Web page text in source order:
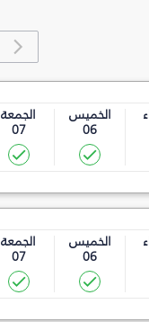
الخميس
06
الجمعة
07
الخميس
06
الجمعة
07